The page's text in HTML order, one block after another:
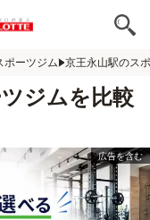
ポーツジム 京王永山駅のス
ジムを比較